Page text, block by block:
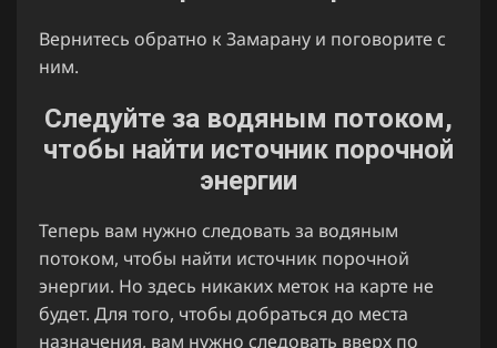
Вернитесь обратно к Замарану и поговорите с
ним.
Следуйте за водяным потоком,
чтобы найти источник порочной
энергии
Теперь вам нужно следовать за водяным
потоком, чтобы найти источник порочной
энергии. Но здесь никаких меток на карте не
будет. Для того, чтобы добраться до места
назначения, вам нужно следовать вверх по